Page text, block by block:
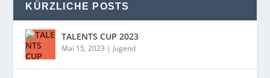
KÜRZLICHE POSTS
TALENTS CUP 2023
Mai 15, 2023 | Jugend